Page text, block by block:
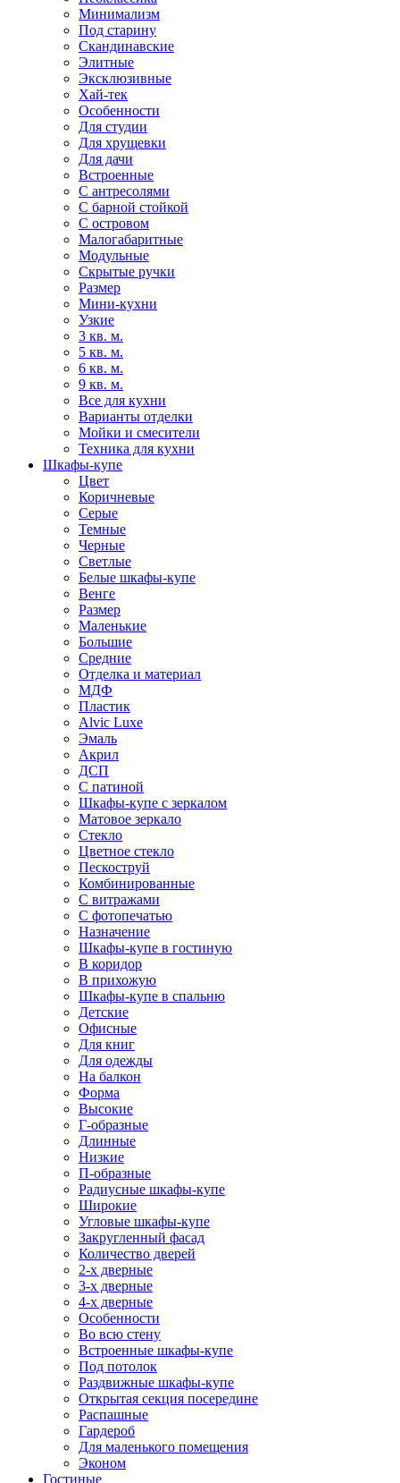
Минимализм
Под старину
Скандинавские
Элитные
Эксклюзивные
Хай-тек
Особенности
Для студии
Для хрущевки
Для дачи
Встроенные
С антресолями
С барной стойкой
С островом
Малогабаритные
Модульные
Скрытые ручки
Размер
Мини-кухни
Узкие
3 кв. м.
5 кв. м.
6 кв. м.
9 кв. м.
Все для кухни
Варианты отделки
Мойки и смесители
Техника для кухни
Шкафы-купе
Цвет
Коричневые
Серые
Темные
Черные
Светлые
Белые шкафы-купе
Венге
Размер
Маленькие
Большие
Средние
Отделка и материал
МДФ
Пластик
Alvic Luxe
Эмаль
Акрил
ДСП
С патиной
Шкафы-купе с зеркалом
Матовое зеркало
Стекло
Цветное стекло
Пескоструй
Комбинированные
С витражами
С фотопечатью
Назначение
Шкафы-купе в гостиную
В коридор
В прихожую
Шкафы-купе в спальню
Детские
Офисные
Для книг
Для одежды
На балкон
Форма
Высокие
Г-образные
Длинные
Низкие
П-образные
Радиусные шкафы-купе
Широкие
Угловые шкафы-купе
Закругленный фасад
Количество дверей
2-х дверные
3-х дверные
4-х дверные
Особенности
Во всю стену
Встроенные шкафы-купе
Под потолок
Раздвижные шкафы-купе
Открытая секция посередине
Распашные
Гардероб
Для маленького помещения
Эконом
Гостиные